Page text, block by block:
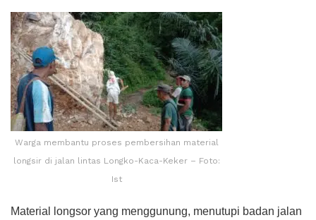
Warga membantu proses pembersihan material
longsir di jalan lintas Longko-Kaca-Keker – Foto:
Ist
Material longsor yang menggunung, menutupi badan jalan